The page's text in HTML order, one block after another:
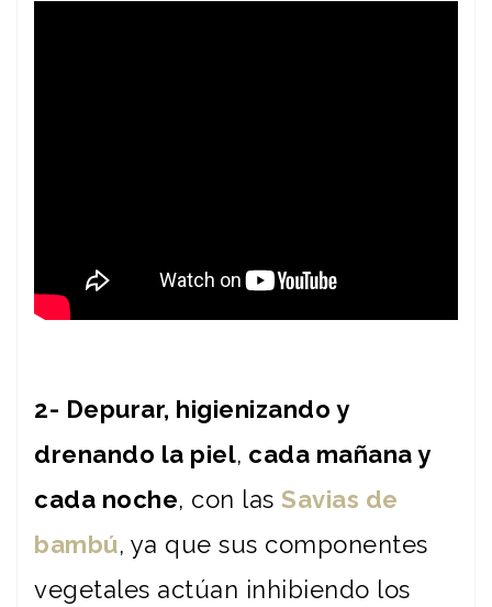
2- Depurar, higienizando y
drenando la piel, cada mañana y
cada noche, con las Savias de
bambú, ya que sus componentes
vegetales actúan inhibiendo los